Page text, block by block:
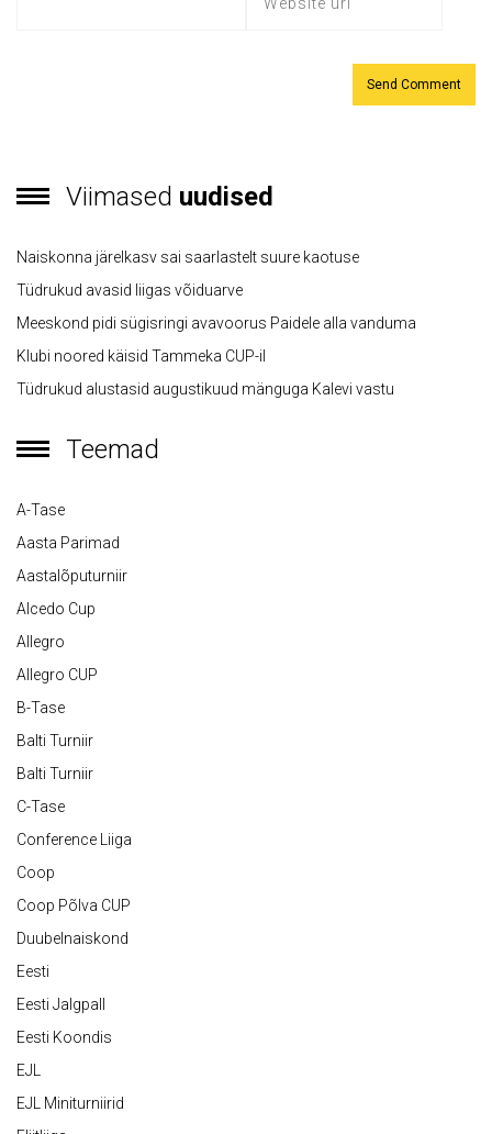
Viimased uudised
Naiskonna järelkasv sai saarlastelt suure kaotuse
Tüdrukud avasid liigas võiduarve
Meeskond pidi sügisringi avavoorus Paidele alla vanduma
Klubi noored käisid Tammeka CUP-il
Tüdrukud alustasid augustikuud mänguga Kalevi vastu
Teemad
A-Tase
Aasta Parimad
Aastalõputurniir
Alcedo Cup
Allegro
Allegro CUP
B-Tase
Balti Turniir
Balti Turniir
C-Tase
Conference Liiga
Coop
Coop Põlva CUP
Duubelnaiskond
Eesti
Eesti Jalgpall
Eesti Koondis
EJL
EJL Miniturniirid